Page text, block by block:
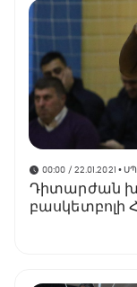
00:00 / 22.01.2021 •
Դիտարժան